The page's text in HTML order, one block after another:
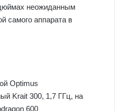
дюймах неожиданным
самого аппарата в
Optimus
Krait 300, 1,7 ГГц, на
600